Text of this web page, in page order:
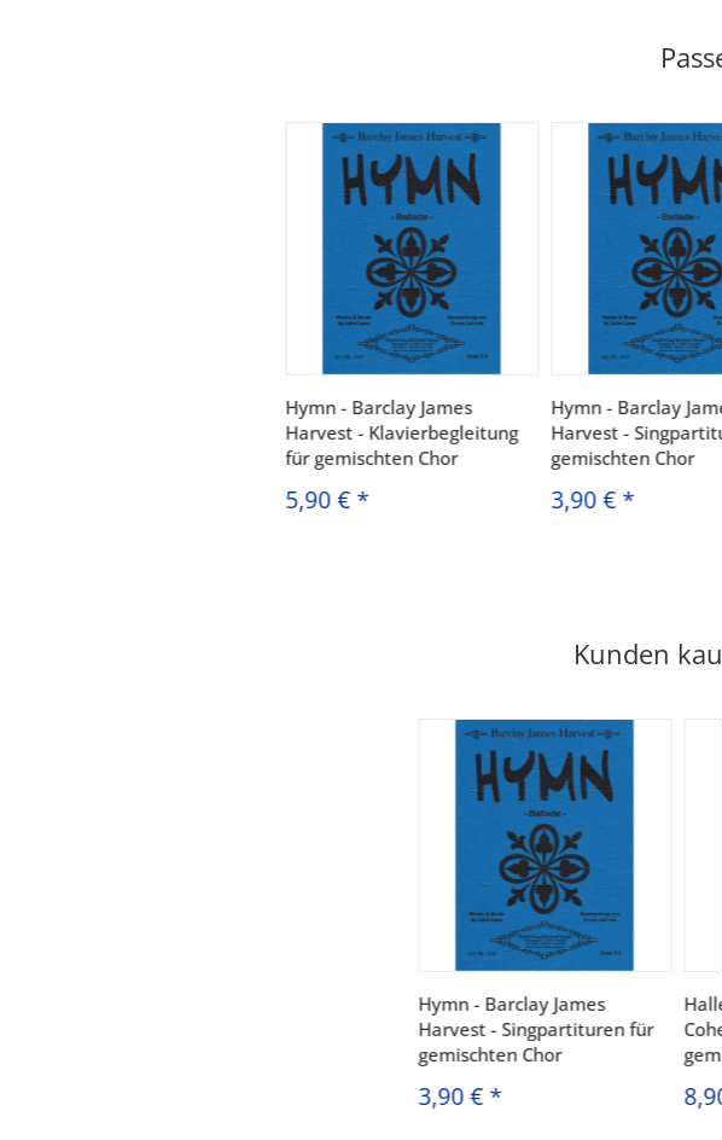
Hymn - Barclay James
Harvest - Klavierbegleitung
für gemischten Chor
5,90 € *
Hymn - Barclay
Harvest -
gemischten Chor
3,90 € *
Kunden
Hymn - Barclay James
Harvest - Singpartituren für
gemischten Chor
3,90 €*